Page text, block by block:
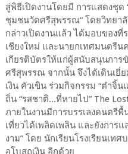
สู่พิธีเปิดงานโดยมี การแสดงชุด
ชุมชนวัดศรีสุพรรณ” โดยวิทยา
กล่าวเปิดงานแล้ว ได้มอบของที่
เชียงใหม่ และนายกเทศมนตรี
เกียรติบัตรให้แก่ผู้สนับสนุนกา
ศรีสุพรรณ จากนั้น จึงได้เดินเยี่
เงิน คัวเขิน ร่วมกิจกรรม “ตำจิ้
ถิ่น “รสชาติ...ที่หายไป” The
ภายในงานมีการบรรเลงดนตรีพื้
เที่ยวได้เพลิดเพลิน และยังการ
งาม” โดย นักเรียนโรงเรียนเท
อุโบสถเงิน อีกด้วย